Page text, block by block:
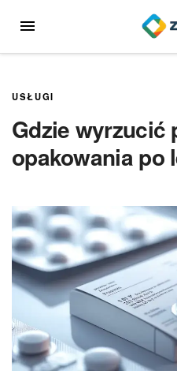
MENU
USŁUGI
Gdzie wyrzucić
opakowania po